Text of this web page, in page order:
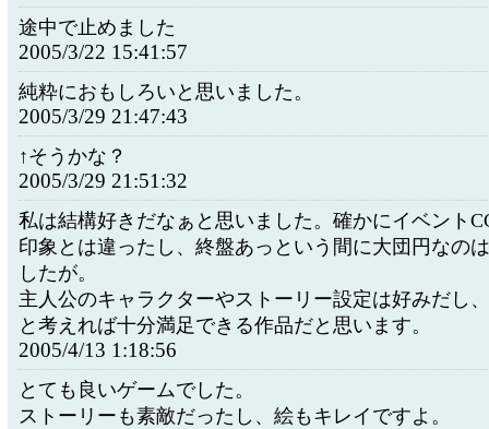
途中で止めました
2005/3/22 15:41:57
純粋におもしろいと思いました。
2005/3/29 21:47:43
↑そうかな？
2005/3/29 21:51:32
私は結構好きだなぁと思いました。確かにイベント
印象とは違ったし、終盤あっという間に大団円なの
したが。
主人公のキャラクターやストーリー設定は好みだし
と考えれば十分満足できる作品だと思います。
2005/4/13 1:18:56
とても良いゲームでした。
ストーリーも素敵だったし、絵もキレイですよ。